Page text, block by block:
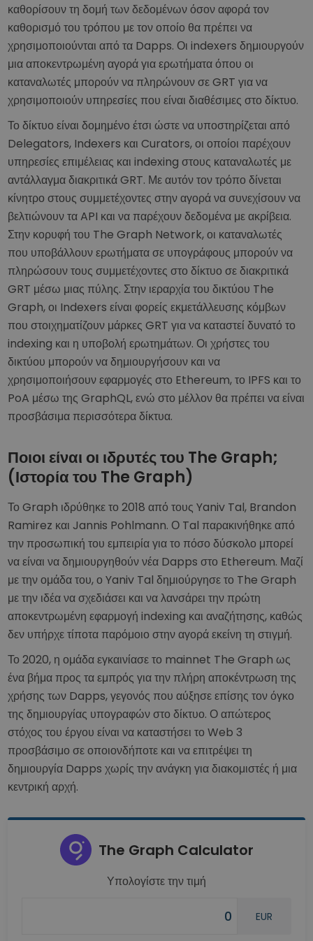
καθορίσουν τη δομή των δεδομένων όσον αφορά τον
καθορισμό του τρόπου με τον οποίο θα πρέπει να
χρησιμοποιούνται από τα Dapps. Οι indexers δημιουργούν
μια αποκεντρωμένη αγορά για ερωτήματα όπου οι
καταναλωτές μπορούν να πληρώνουν σε GRT για να
χρησιμοποιούν υπηρεσίες που είναι διαθέσιμες στο δίκτυο.
Το δίκτυο είναι δομημένο έτσι ώστε να υποστηρίζεται από
Delegators, Indexers και Curators, οι οποίοι παρέχουν
υπηρεσίες επιμέλειας και indexing στους καταναλωτές με
αντάλλαγμα διακριτικά GRT. Με αυτόν τον τρόπο δίνεται
κίνητρο στους συμμετέχοντες στην αγορά να συνεχίσουν να
βελτιώνουν τα API και να παρέχουν δεδομένα με ακρίβεια.
Στην κορυφή του The Graph Network, οι καταναλωτές
που υποβάλλουν ερωτήματα σε υπογράφους μπορούν να
πληρώσουν τους συμμετέχοντες στο δίκτυο σε διακριτικά
GRT μέσω μιας πύλης. Στην ιεραρχία του δικτύου The
Graph, οι Indexers είναι φορείς εκμετάλλευσης κόμβων
που στοιχηματίζουν μάρκες GRT για να καταστεί δυνατό το
indexing και η υποβολή ερωτημάτων. Οι χρήστες του
δικτύου μπορούν να δημιουργήσουν και να
χρησιμοποιήσουν εφαρμογές στο Ethereum, το IPFS και το
PoA μέσω της GraphQL, ενώ στο μέλλον θα πρέπει να είναι
προσβάσιμα περισσότερα δίκτυα.
Ποιοι είναι οι ιδρυτές του The Graph;
(Ιστορία του The Graph)
Το Graph ιδρύθηκε το 2018 από τους Yaniv Tal, Brandon
Ramirez και Jannis Pohlmann. Ο Tal παρακινήθηκε από
την προσωπική του εμπειρία για το πόσο δύσκολο μπορεί
να είναι να δημιουργηθούν νέα Dapps στο Ethereum. Μαζί
με την ομάδα του, ο Yaniv Tal δημιούργησε το The Graph
με την ιδέα να σχεδιάσει και να λανσάρει την πρώτη
αποκεντρωμένη εφαρμογή indexing και αναζήτησης, καθώς
δεν υπήρχε τίποτα παρόμοιο στην αγορά εκείνη τη στιγμή.
Το 2020, η ομάδα εγκαινίασε το mainnet The Graph ως
ένα βήμα προς τα εμπρός για την πλήρη αποκέντρωση της
χρήσης των Dapps, γεγονός που αύξησε επίσης τον όγκο
της δημιουργίας υπογραφών στο δίκτυο. Ο απώτερος
στόχος του έργου είναι να καταστήσει το Web 3
προσβάσιμο σε οποιονδήποτε και να επιτρέψει τη
δημιουργία Dapps χωρίς την ανάγκη για διακομιστές ή μια
κεντρική αρχή.
The Graph Calculator
Υπολογίστε την τιμή
EUR